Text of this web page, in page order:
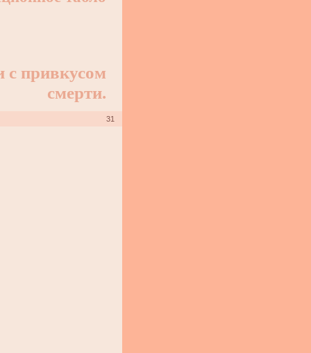
с привкусом
смерти.
31